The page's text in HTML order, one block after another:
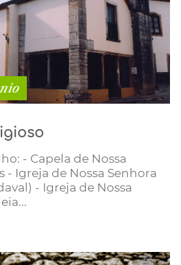
- Capela de Nossa
- Igreja de Nossa Senhora
- Igreja de Nossa